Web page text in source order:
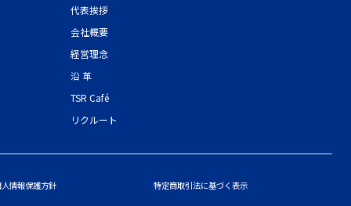
代表挨拶
会社概要
経営理念
沿 革
TSR Café
リクルート
情報保護方針 特定商取引法に基づく表示